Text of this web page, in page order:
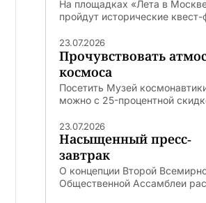
На площадках «Лета в
пройдут исторические квест-
23.07.2026
Прочувствовать
космоса
Посетить Музей
можно с 25-процентной
23.07.2026
Насыщенный пресс-
завтрак
О концепции Второй
Общественной Ассамблеи